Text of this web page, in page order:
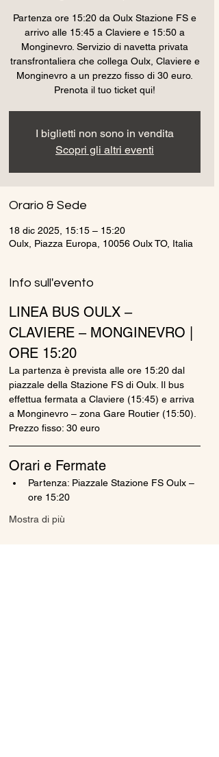
Partenza ore 15:20 da Oulx Stazione FS e
arrivo alle 15:45 a Claviere e 15:50 a
Monginevro. Servizio di navetta privata
transfrontaliera che collega Oulx, Claviere e
Monginevro a un prezzo fisso di 30 euro.
Prenota il tuo ticket qui!
I biglietti non sono in vendita
Scopri gli altri eventi
Orario & Sede
18 dic 2025, 15:15 – 15:20
Oulx, Piazza Europa, 10056 Oulx TO, Italia
Info sull'evento
LINEA BUS OULX –
CLAVIERE – MONGINEVRO |
ORE 15:20
La partenza è prevista alle ore 15:20 dal
piazzale della Stazione FS di Oulx. Il bus
effettua fermata a Claviere (15:45) e arriva
a Monginevro – zona Gare Routier (15:50).
Prezzo fisso: 30 euro
Orari e Fermate
Partenza: Piazzale Stazione FS Oulx –
ore 15:20
Mostra di più